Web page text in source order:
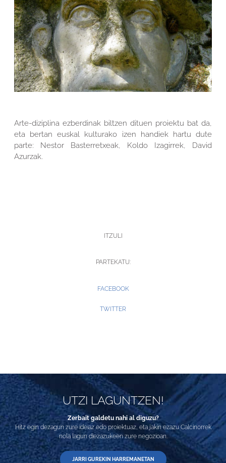
Arte-diziplina ezberdinak biltzen dituen proiektu bat da,
eta bertan euskal kulturako izen handiek hartu dute
parte: Nestor Basterretxeak, Koldo Izagirrek, David
Azurzak.
ITZULI
PARTEKATU:
FACEBOOK
TWITTER
UTZI LAGUNTZEN!
Zerbait galdetu nahi al diguzu?
Hitz egin dezagun zure ideiaz edo proiektuaz, eta jakin ezazu Calcinorrek
nola lagun diezazukeen zure negozioan.
JARRI GUREKIN HARREMANETAN